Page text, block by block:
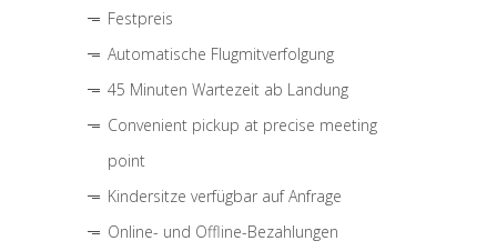
Festpreis
Automatische Flugmitverfolgung
45 Minuten Wartezeit ab Landung
Convenient pickup at precise meeting
point
Kindersitze verfügbar auf Anfrage
Online- und Offline-Bezahlungen